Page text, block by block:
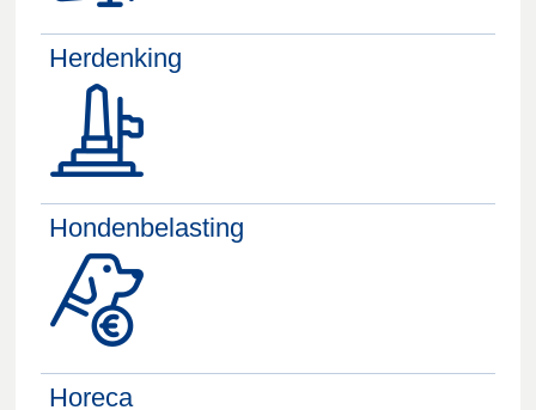
Herdenking
Hondenbelasting
Horeca